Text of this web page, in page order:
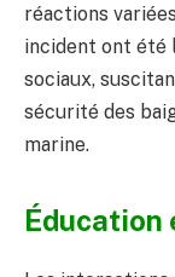
réactions
incident ont été
sociaux,
sécurité des
marine.
Éducation